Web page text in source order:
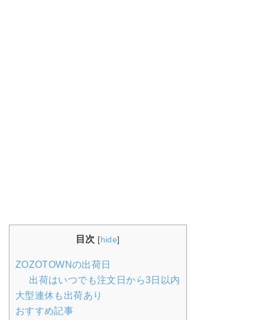
目次 [hide]
ZOZOTOWNの出荷日
出荷はいつでも注文日から3日以内
大型連休も出荷あり
おすすめ記事